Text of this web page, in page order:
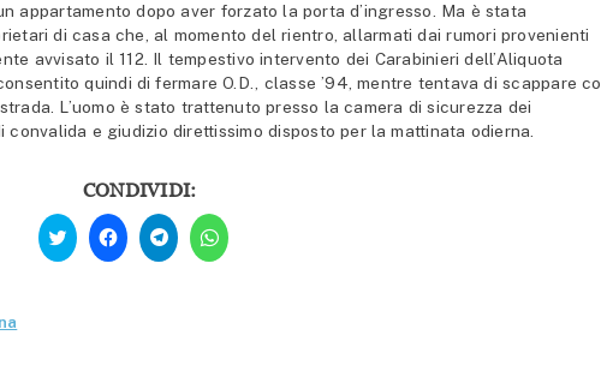
appartamento dopo aver forzato la porta d’ingresso. Ma è stata
di casa che, al momento del rientro, allarmati dai rumori provenienti
avvisato il 112. Il tempestivo intervento dei Carabinieri dell’Aliquota
quindi di fermare O.D., classe ’94, mentre tentava di scappare
L’uomo è stato trattenuto presso la camera di sicurezza dei
convalida e giudizio direttissimo disposto per la mattinata odierna.
CONDIVIDI:
Fai
clic
qui
Fai
clic
per
condividere
Fai
clic
per
condividere
Fai
clic
per